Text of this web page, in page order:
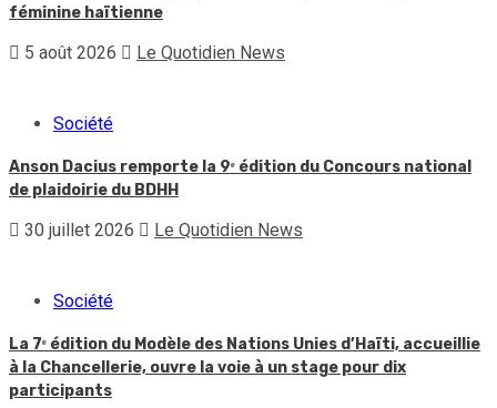
féminine haïtienne
5 août 2026 Le Quotidien News
Société
Anson Dacius remporte la 9ᵉ édition du Concours national
de plaidoirie du BDHH
30 juillet 2026 Le Quotidien News
Société
La 7ᵉ édition du Modèle des Nations Unies d’Haïti, accueillie
à la Chancellerie, ouvre la voie à un stage pour dix
participants